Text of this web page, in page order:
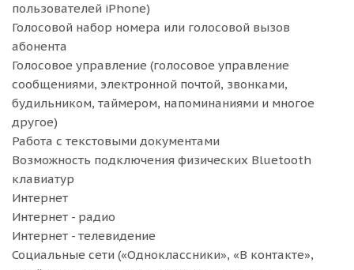
пользователей iPhone)
Голосовой набор номера или голосовой вызов
абонента
Голосовое управление (голосовое управление
сообщениями, электронной почтой, звонками,
будильником, таймером, напоминаниями и многое
другое)
Работа с текстовыми документами
Возможность подключения физических Bluetooth
клавиатур
Интернет
Интернет - радио
Интернет - телевидение
Социальные сети («Одноклассники», «В контакте»,